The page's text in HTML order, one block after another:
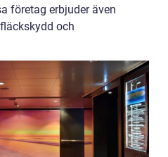
företag erbjuder även
och